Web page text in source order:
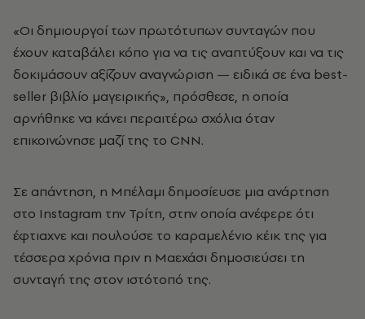
«Οι δημιουργοί των πρωτότυπων συνταγών που
έχουν καταβάλει κόπο για να τις αναπτύξουν και να τις
δοκιμάσουν αξίζουν αναγνώριση — ειδικά σε ένα best-
seller βιβλίο μαγειρικής», πρόσθεσε, η οποία
αρνήθηκε να κάνει περαιτέρω σχόλια όταν
επικοινώνησε μαζί της το CNN.
Σε απάντηση, η Μπέλαμι δημοσίευσε μια ανάρτηση
στο Instagram την Τρίτη, στην οποία ανέφερε ότι
έφτιαχνε και πουλούσε το καραμελένιο κέικ της για
τέσσερα χρόνια πριν η Μαεχάσι δημοσιεύσει τη
συνταγή της στον ιστότοπό της.